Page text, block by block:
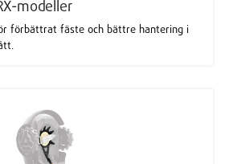
modeller
förbättrat fäste och bättre hantering i